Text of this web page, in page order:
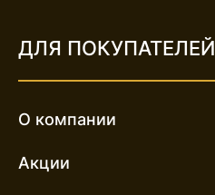
ДЛЯ ПОКУПАТЕЛЕЙ
О компании
Акции